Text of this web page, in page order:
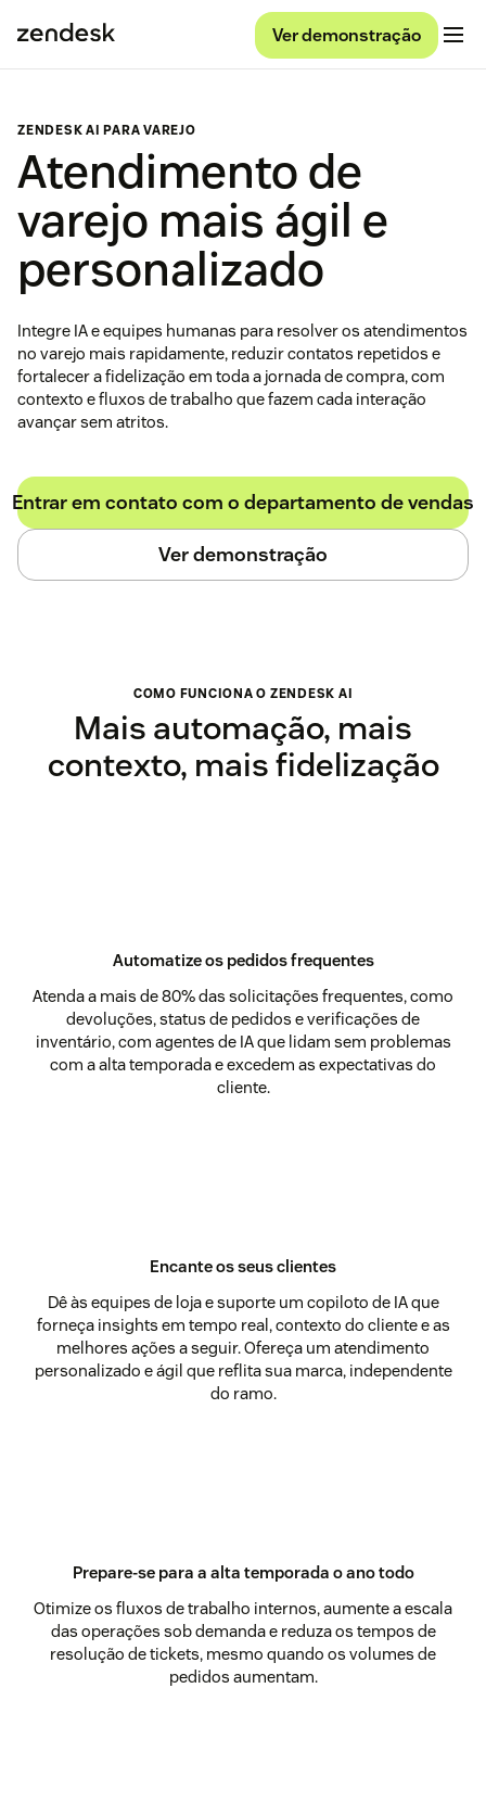
Ver demonstração
ZENDESK AI PARA VAREJO
Atendimento de
varejo mais ágil e
personalizado
Integre IA e equipes humanas para resolver os atendimentos
no varejo mais rapidamente, reduzir contatos repetidos e
fortalecer a fidelização em toda a jornada de compra, com
contexto e fluxos de trabalho que fazem cada interação
avançar sem atritos.
Entrar em contato com o departamento de vendas
Ver demonstração
COMO FUNCIONA O ZENDESK AI
Mais automação, mais
contexto, mais fidelização
Automatize os pedidos frequentes
Atenda a mais de 80% das solicitações frequentes, como
devoluções, status de pedidos e verificações de
inventário, com agentes de IA que lidam sem problemas
com a alta temporada e excedem as expectativas do
cliente.
Encante os seus clientes
Dê às equipes de loja e suporte um copiloto de IA que
forneça insights em tempo real, contexto do cliente e as
melhores ações a seguir. Ofereça um atendimento
personalizado e ágil que reflita sua marca, independente
do ramo.
Prepare-se para a alta temporada o ano todo
Otimize os fluxos de trabalho internos, aumente a escala
das operações sob demanda e reduza os tempos de
resolução de tickets, mesmo quando os volumes de
pedidos aumentam.